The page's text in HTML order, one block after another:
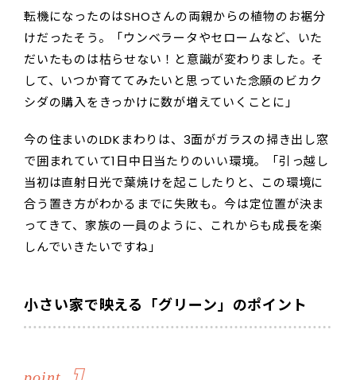
転機になったのはSHOさんの両親からの植物のお裾分
けだったそう。「ウンベラータやセロームなど、いた
だいたものは枯らせない！と意識が変わりました。そ
して、いつか育ててみたいと思っていた念願のビカク
シダの購入をきっかけに数が増えていくことに」
今の住まいのLDKまわりは、3面がガラスの掃き出し窓
で囲まれていて1日中日当たりのいい環境。「引っ越し
当初は直射日光で葉焼けを起こしたりと、この環境に
合う置き方がわかるまでに失敗も。今は定位置が決ま
ってきて、家族の一員のように、これからも成長を楽
しんでいきたいですね」
小さい家で映える「グリーン」のポイント